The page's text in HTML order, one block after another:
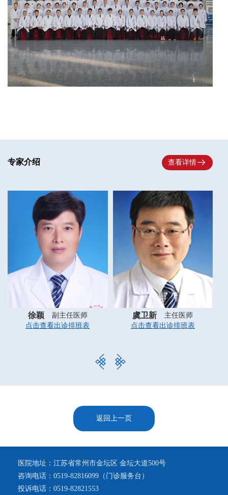
专家介绍 查看详情
徐颖
副主任医师
点击查看出诊排班表
虞卫新
主任医师
点击查看出诊排班表
返回上一页
医院地址：江苏省常州市金坛区 金坛大道500号
咨询电话：0519-82816099（门诊服务台）
投诉电话：0519-82821553